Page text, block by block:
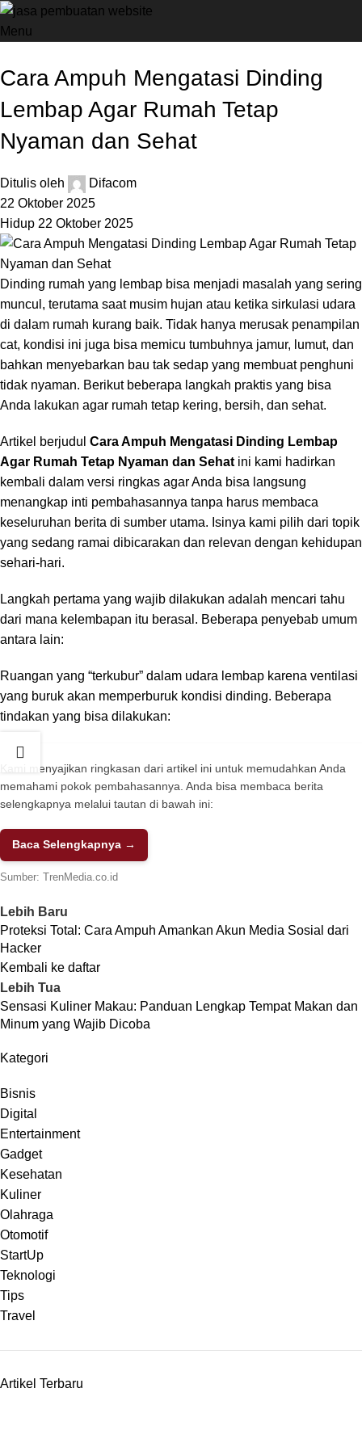
Menu
Kategori
Bisnis
Digital
Entertainment
Gadget
Kesehatan
Kuliner
Olahraga
Otomotif
StartUp
Teknologi
Tips
Travel
Artikel Terbaru
Cara Ampuh Mengatasi Dinding
Lembap Agar Rumah Tetap
Nyaman dan Sehat
Ditulis oleh
Difacom
22 Oktober 2025
Hidup 22 Oktober 2025
Dinding rumah yang lembap bisa menjadi masalah yang sering
muncul, terutama saat musim hujan atau ketika sirkulasi udara
di dalam rumah kurang baik. Tidak hanya merusak penampilan
cat, kondisi ini juga bisa memicu tumbuhnya jamur, lumut, dan
bahkan menyebarkan bau tak sedap yang membuat penghuni
tidak nyaman. Berikut beberapa langkah praktis yang bisa
Anda lakukan agar rumah tetap kering, bersih, dan sehat.
Artikel berjudul Cara Ampuh Mengatasi Dinding Lembap
Agar Rumah Tetap Nyaman dan Sehat ini kami hadirkan
kembali dalam versi ringkas agar Anda bisa langsung
menangkap inti pembahasannya tanpa harus membaca
keseluruhan berita di sumber utama. Isinya kami pilih dari topik
yang sedang ramai dibicarakan dan relevan dengan kehidupan
sehari-hari.
Langkah pertama yang wajib dilakukan adalah mencari tahu
dari mana kelembapan itu berasal. Beberapa penyebab umum
antara lain:
Ruangan yang “terkubur” dalam udara lembap karena ventilasi
yang buruk akan memperburuk kondisi dinding. Beberapa
tindakan yang bisa dilakukan:
Kami menyajikan ringkasan dari artikel ini untuk memudahkan Anda
memahami pokok pembahasannya. Anda bisa membaca berita
selengkapnya melalui tautan di bawah ini:
Baca Selengkapnya →
Sumber: TrenMedia.co.id
Lebih Baru
Proteksi Total: Cara Ampuh Amankan Akun Media Sosial dari
Hacker
Kembali ke daftar
Lebih Tua
Sensasi Kuliner Makau: Panduan Lengkap Tempat Makan dan
Minum yang Wajib Dicoba